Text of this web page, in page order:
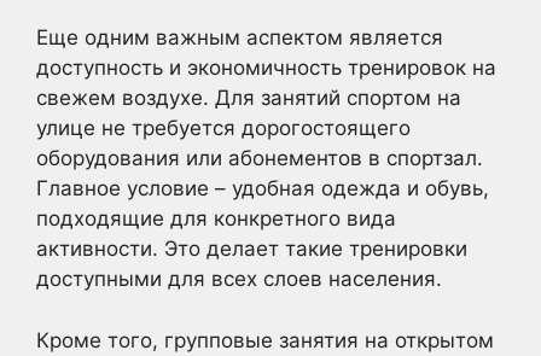
Еще одним важным аспектом является
доступность и экономичность тренировок на
свежем воздухе. Для занятий спортом на
улице не требуется дорогостоящего
оборудования или абонементов в спортзал.
Главное условие – удобная одежда и обувь,
подходящие для конкретного вида
активности. Это делает такие тренировки
доступными для всех слоев населения.
Кроме того, групповые занятия на открытом